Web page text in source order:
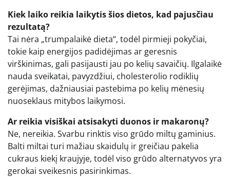
Kiek laiko reikia laikytis šios dietos, kad pajusčiau
rezultatą?
Tai nėra „trumpalaikė dieta“, todėl pirmieji pokyčiai,
tokie kaip energijos padidėjimas ar geresnis
virškinimas, gali pasijausti jau po kelių savaičių. Ilgalaikė
nauda sveikatai, pavyzdžiui, cholesterolio rodiklių
gerėjimas, dažniausiai pastebima po kelių mėnesių
nuoseklaus mitybos laikymosi.
Ar reikia visiškai atsisakyti duonos ir makaronų?
Ne, nereikia. Svarbu rinktis viso grūdo miltų gaminius.
Balti miltai turi mažiau skaidulų ir greičiau pakelia
cukraus kiekį kraujyje, todėl viso grūdo alternatyvos yra
gerokai sveikesnis pasirinkimas.